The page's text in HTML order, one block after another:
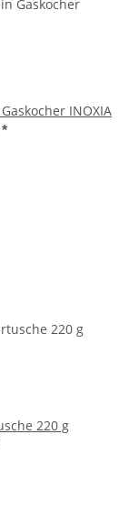
INOXIA
*
220 g